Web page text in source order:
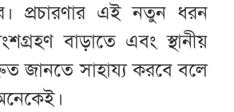
প্রচারণার এই নতুন ধরন
বাড়াতে এবং স্থানীয়
জানতে সাহায্য করবে বলে